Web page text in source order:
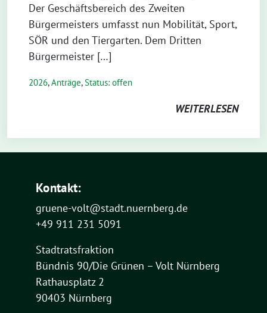
Der Geschäftsbereich des Zweiten
Bürgermeisters umfasst nun Mobilität, Sport,
SÖR und den Tiergarten. Dem Dritten
Bürgermeister […]
2026,Anträge,Status: offen
WEITERLESEN
Kontakt:
gruene-volt@stadt.nuernberg.de
+49 911 231 5091
Stadtratsfraktion
Bündnis 90/Die Grünen – Volt Nürnberg
Rathausplatz 2
90403 Nürnberg